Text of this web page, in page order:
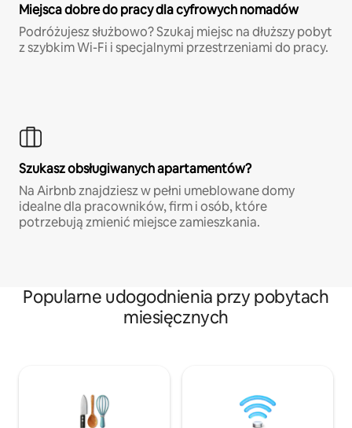
Miejsca dobre do pracy dla cyfrowych nomadów
Podróżujesz służbowo? Szukaj miejsc na dłuższy pobyt
z szybkim Wi-Fi i specjalnymi przestrzeniami do pracy.
Szukasz obsługiwanych apartamentów?
Na Airbnb znajdziesz w pełni umeblowane domy
idealne dla pracowników, firm i osób, które
potrzebują zmienić miejsce zamieszkania.
Popularne udogodnienia przy pobytach
miesięcznych